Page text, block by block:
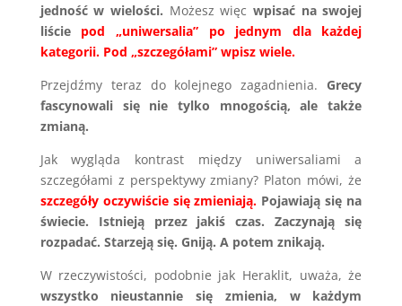
jedność w wielości. Możesz więc wpisać na swojej
liście pod „uniwersalia” po jednym dla każdej
kategorii. Pod „szczegółami” wpisz wiele.
Przejdźmy teraz do kolejnego zagadnienia. Grecy
fascynowali się nie tylko mnogością, ale także
zmianą.
Jak wygląda kontrast między uniwersaliami a
szczegółami z perspektywy zmiany? Platon mówi, że
szczegóły oczywiście się zmieniają. Pojawiają się na
świecie. Istnieją przez jakiś czas. Zaczynają się
rozpadać. Starzeją się. Gniją. A potem znikają.
W rzeczywistości, podobnie jak Heraklit, uważa, że
wszystko nieustannie się zmienia, w każdym